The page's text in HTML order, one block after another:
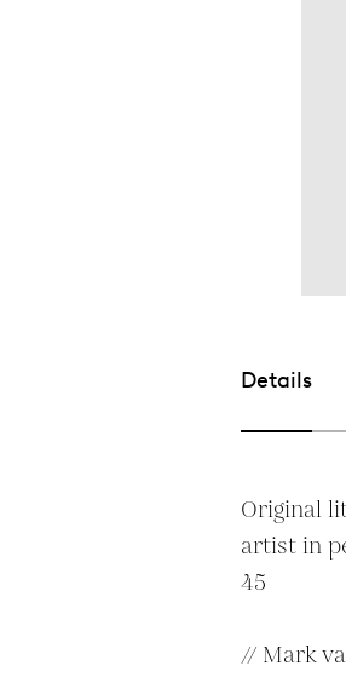
Details
Original
artist in
45
// Mark